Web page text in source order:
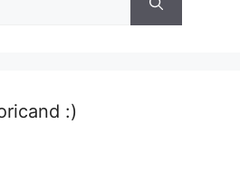
:)